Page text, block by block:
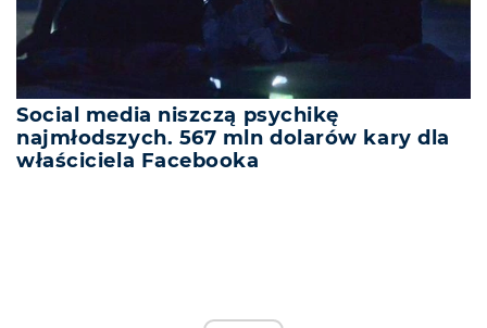
Social media niszczą psychikę
najmłodszych. 567 mln dolarów kary dla
właściciela Facebooka